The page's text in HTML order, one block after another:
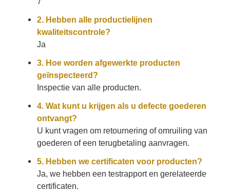
2. Hebben alle productielijnen
kwaliteitscontrole?
Ja
3. Hoe worden afgewerkte producten
geïnspecteerd?
Inspectie van alle producten.
4. Wat kunt u krijgen als u defecte goederen
ontvangt?
U kunt vragen om retournering of omruiling van
goederen of een terugbetaling aanvragen.
5. Hebben we certificaten voor producten?
Ja, we hebben een testrapport en gerelateerde
certificaten.